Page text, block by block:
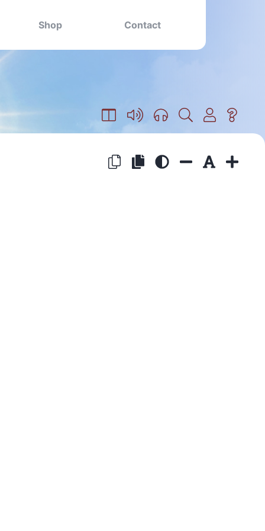
Shop Contact